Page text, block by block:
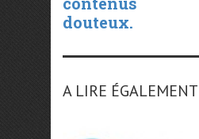
douteux.
A LIRE ÉGALEMENT